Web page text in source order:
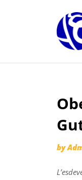
by